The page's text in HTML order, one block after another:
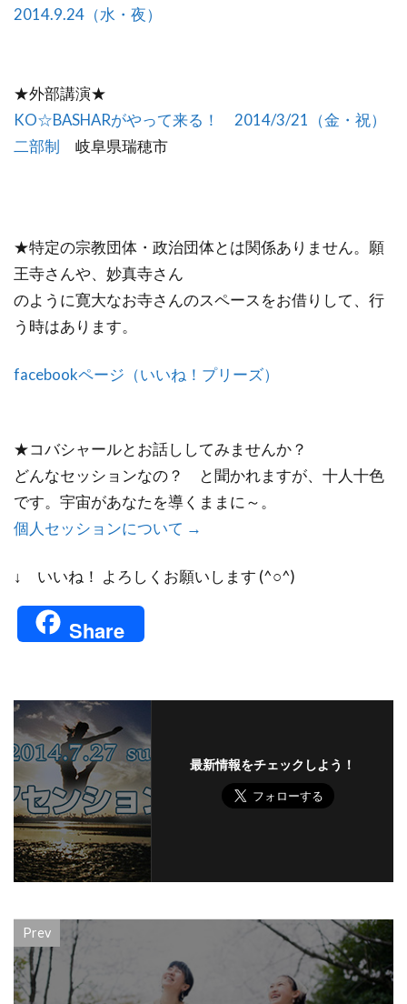
2014.9.24（水・夜）
★外部講演★
KO☆BASHARがやって来る！ 2014/3/21（金・祝）
二部制 岐阜県瑞穂市
★特定の宗教団体・政治団体とは関係ありません。願
王寺さんや、妙真寺さん
のように寛大なお寺さんのスペースをお借りして、行
う時はあります。
facebookページ（いいね！プリーズ）
★コバシャールとお話ししてみませんか？
どんなセッションなの？ と聞かれますが、十人十色
です。宇宙があなたを導くままに～。
個人セッションについて →
↓ いいね！ よろしくお願いします (^○^)
Share
最新情報をチェックしよう！
Prev